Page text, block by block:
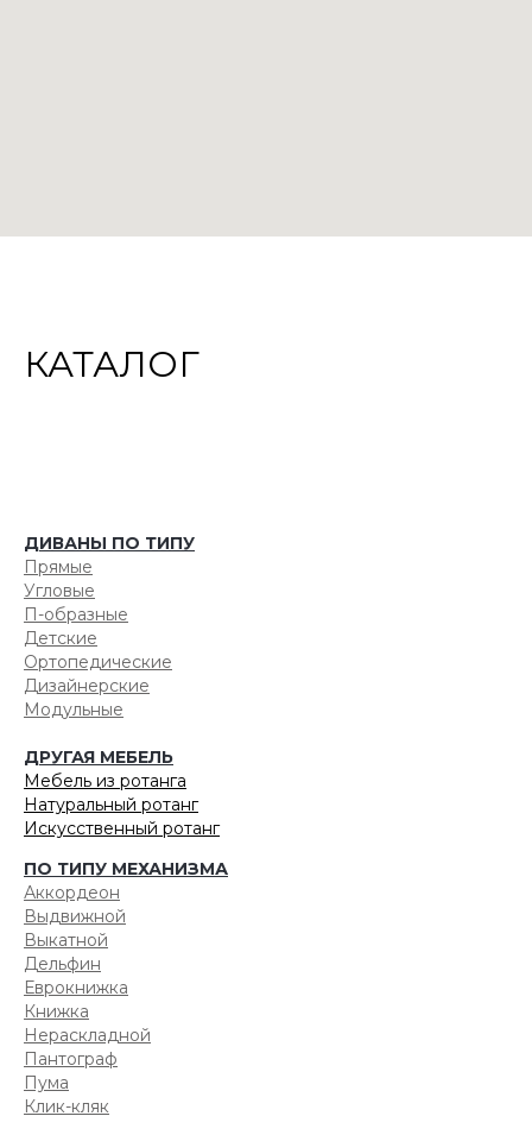
КАТАЛОГ
ДИВАНЫ ПО ТИПУ
Прямые
Угловые
П-образные
Детские
Ортопедические
Дизайнерские
Модульные
ДРУГАЯ МЕБЕЛЬ
Мебель из ротанга
Натуральный ротанг
Искусственный ротанг
ПО ТИПУ МЕХАНИЗМА
Аккордеон
Выдвижной
Выкатной
Дельфин
Еврокнижка
Книжка
Нераскладной
Пантограф
Пума
Клик-кляк